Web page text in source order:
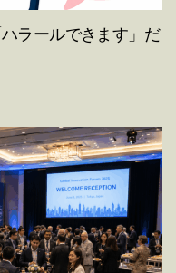
ラールできます」だ